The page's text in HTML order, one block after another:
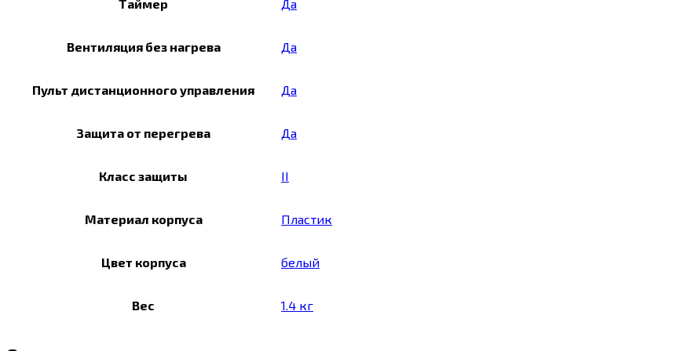
Таймер Да
Вентиляция без нагрева Да
Пульт дистанционного управления Да
Защита от перегрева Да
Класс защиты II
Материал корпуса Пластик
Цвет корпуса белый
Вес 1.4 кг